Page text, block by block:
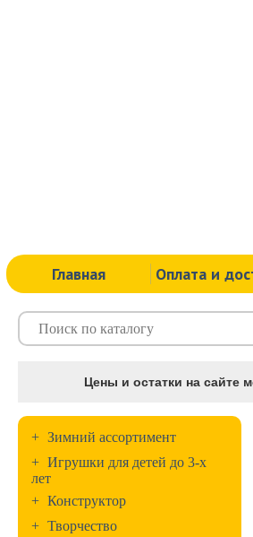
Главная Оплата и
Цены и остатки на сайте
+ Зимний ассортимент
+ Игрушки для детей до 3-х
лет
+ Конструктор
+ Творчество